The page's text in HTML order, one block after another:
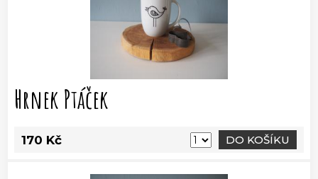
Hrnek Ptáček
170 Kč DO KOŠÍKU